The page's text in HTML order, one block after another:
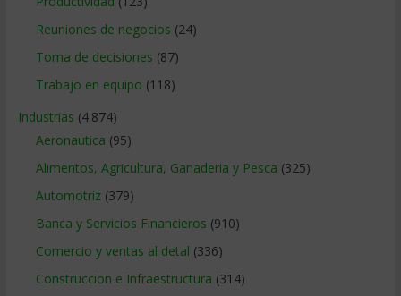
Reuniones de negocios (24)
Toma de decisiones (87)
Trabajo en equipo (118)
Industrias (4.874)
Aeronautica (95)
Alimentos, Agricultura, Ganaderia y Pesca (325)
Automotriz(379)
Banca y Servicios Financieros (910)
Comercio y ventas al detal (336)
Construccion e Infraestructura (314)